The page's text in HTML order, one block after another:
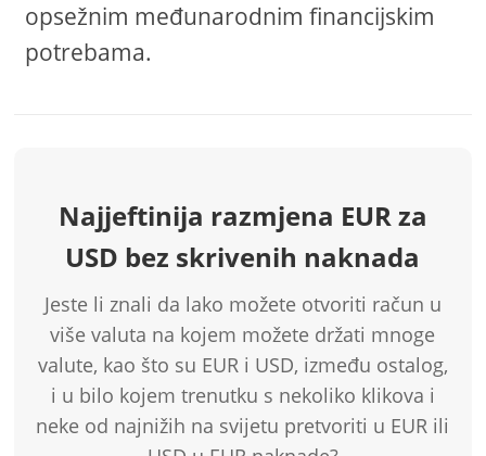
opsežnim međunarodnim financijskim
potrebama.
Najjeftinija razmjena EUR za
USD bez skrivenih naknada
Jeste li znali da lako možete otvoriti račun u
više valuta na kojem možete držati mnoge
valute, kao što su EUR i USD, između ostalog,
i u bilo kojem trenutku s nekoliko klikova i
neke od najnižih na svijetu pretvoriti u EUR ili